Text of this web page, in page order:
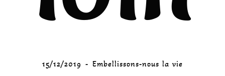
15/12/2019 Embellissons-nous la vie